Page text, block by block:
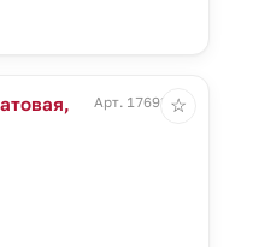
Арт. 17693.30
☆